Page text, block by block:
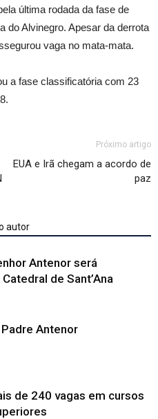
última rodada da fase de
do Alvinegro. Apesar da derrota
vaga no mata-mata.
a fase classificatória com 23
Próximo artigo
EUA e Irã chegam a acordo de
paz
autor
Antenor será
de Sant’Ana
Antenor
de 240 vagas em cursos